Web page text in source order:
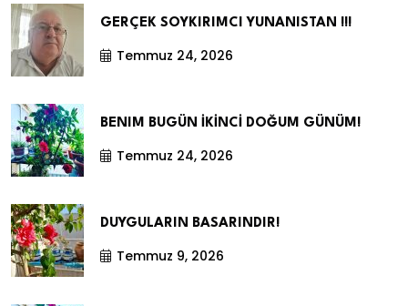
GERÇEK SOYKIRIMCI YUNANISTAN !!!
Temmuz 24, 2026
BENIM BUGÜN İKİNCİ DOĞUM GÜNÜM!
Temmuz 24, 2026
DUYGULARIN BASARINDIR!
Temmuz 9, 2026